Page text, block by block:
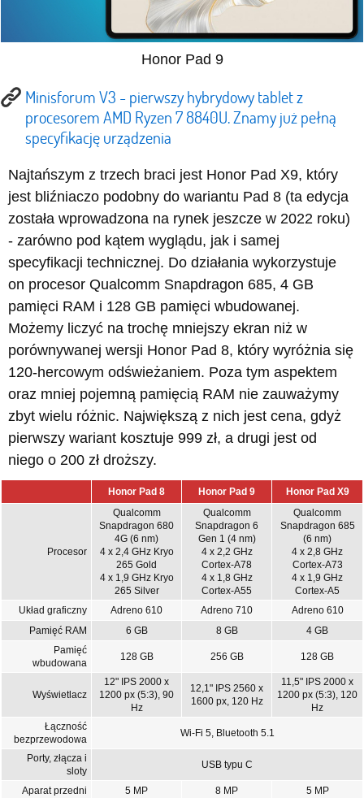
Honor Pad 9
Minisforum V3 - pierwszy hybrydowy tablet z
procesorem AMD Ryzen 7 8840U. Znamy już pełną
specyfikację urządzenia
Najtańszym z trzech braci jest Honor Pad X9, który
jest bliźniaczo podobny do wariantu Pad 8 (ta edycja
została wprowadzona na rynek jeszcze w 2022 roku)
- zarówno pod kątem wyglądu, jak i samej
specyfikacji technicznej. Do działania wykorzystuje
on procesor Qualcomm Snapdragon 685, 4 GB
pamięci RAM i 128 GB pamięci wbudowanej.
Możemy liczyć na trochę mniejszy ekran niż w
porównywanej wersji Honor Pad 8, który wyróżnia się
120-hercowym odświeżaniem. Poza tym aspektem
oraz mniej pojemną pamięcią RAM nie zauważymy
zbyt wielu różnic. Największą z nich jest cena, gdyż
pierwszy wariant kosztuje 999 zł, a drugi jest od
niego o 200 zł droższy.
Honor Pad 8 Honor Pad 9 Honor Pad X9
Procesor
Qualcomm
Snapdragon 680
4G (6 nm)
4 x 2,4 GHz Kryo
265 Gold
4 x 1,9 GHz Kryo
265 Silver
Qualcomm
Snapdragon 6
Gen 1 (4 nm)
4 x 2,2 GHz
Cortex-A78
4 x 1,8 GHz
Cortex-A55
Qualcomm
Snapdragon 685
(6 nm)
4 x 2,8 GHz
Cortex-A73
4 x 1,9 GHz
Cortex-A5
Układ graficzny
Adreno 610 Adreno 710
Adreno 610
Pamięć RAM
6 GB 8 GB
4 GB
Pamięć
wbudowana
128 GB 256 GB 128 GB
Wyświetlacz
12" IPS 2000 x
1200 px (5:3), 90
Hz
12,1" IPS 2560 x
1600 px, 120 Hz
11,5" IPS 2000 x
1200 px (5:3), 120
Hz
Łączność
bezprzewodowa
Wi-Fi 5, Bluetooth 5.1
Porty, złącza i
sloty
USB typu C
Aparat przedni 5 MP 8 MP
5 MP